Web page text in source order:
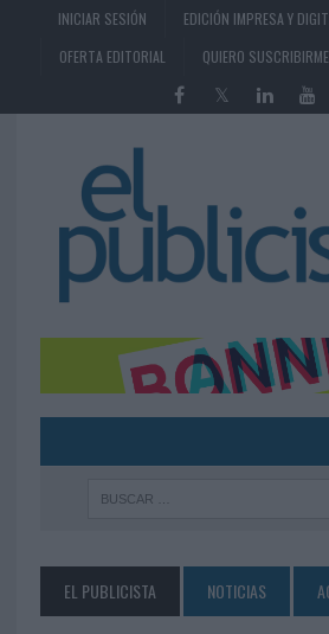
INICIAR SESIÓN EDICIÓN IMPRESA Y
OFERTA EDITORIAL
QUIERO SUSCRIBIRME
EL PUBLICISTA NOTICIAS